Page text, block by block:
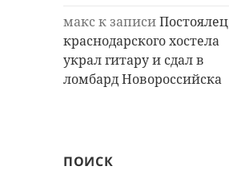
макск записиПостоялец
краснодарского хостела
украл гитару и сдал в
ломбард Новороссийска
ПОИСК